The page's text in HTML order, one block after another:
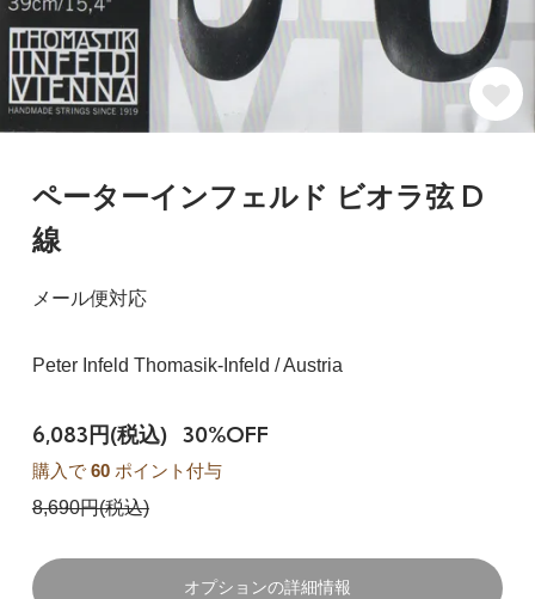
ペーターインフェルド ビオラ弦 D
線
メール便対応
Peter Infeld Thomasik-Infeld / Austria
6,083円(税込) 30%OFF
購入で 60ポイント付与
8,690円(税込)
オプションの詳細情報